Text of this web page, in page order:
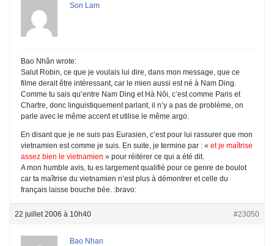
Son Lam
Bao Nhân wrote:
Salut Robin, ce que je voulais lui dire, dans mon message, que ce
filme derait être intéressant, car le mien aussi est né à Nam Ding.
Comme tu sais qu’entre Nam Ding et Hà Nôi, c’est comme Paris et
Chartre, donc linguistiquement parlant, il n’y a pas de problème, on
parle avec le même accent et utilise le même argo.
En disant que je ne suis pas Eurasien, c’est pour lui rassurer que mon
vietnamien est comme je suis. En suite, je termine par : « et je maîtrise
assez bien le vietnamien » pour réitérer ce qui a été dit.
A mon humble avis, tu es largement qualifié pour ce genre de boulot
car ta maîtrise du vietnamien n’est plus à démontrer et celle du
français laisse bouche bée. :bravo:
22 juillet 2006 à 10h40 #23050
Bao Nhan